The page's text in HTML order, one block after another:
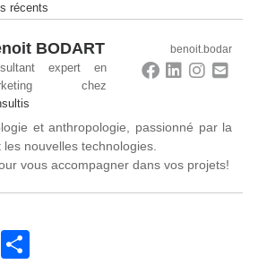
récents
benoit.bodar
BODART
expert en
chez
et anthropologie, passionné par la
nouvelles technologies.
vous accompagner dans vos projets!
Email